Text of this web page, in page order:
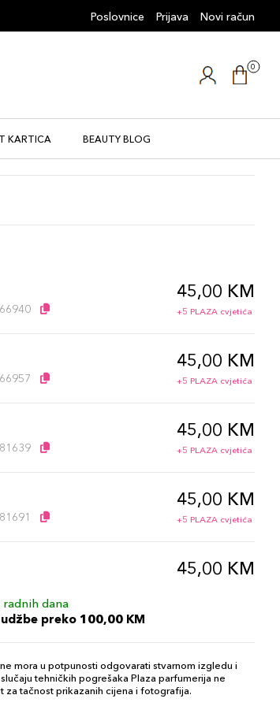
Poslovnice Prijava Novi račun
0
KARTICA BEAUTY BLOG
45,00 KM
+5 PLAZA cvjetića
45,00 KM
+5 PLAZA cvjetića
45,00 KM
+5 PLAZA cvjetića
45,00 KM
+5 PLAZA cvjetića
45,00 KM
dana
preko 100,00 KM
mora u potpunosti odgovarati stvarnom izgledu i
tehničkih pogrešaka Plaza parfumerija ne
za tačnost prikazanih cijena i fotografija.